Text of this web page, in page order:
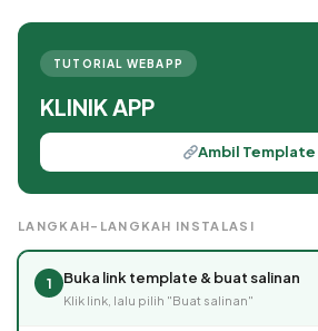
TUTORIAL WEBAPP
KLINIK APP
Ambil Template
LANGKAH-LANGKAH INSTALASI
1 Buka link template & buat salinan
Klik link, lalu pilih "Buat salinan"